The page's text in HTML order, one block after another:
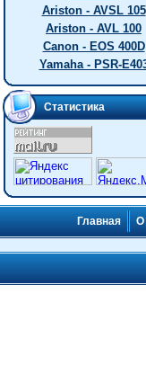
Ariston - AVSL 105
Ariston - AVL 100
Canon - EOS 400D
Yamaha - PSR-
Статистика
Главная О